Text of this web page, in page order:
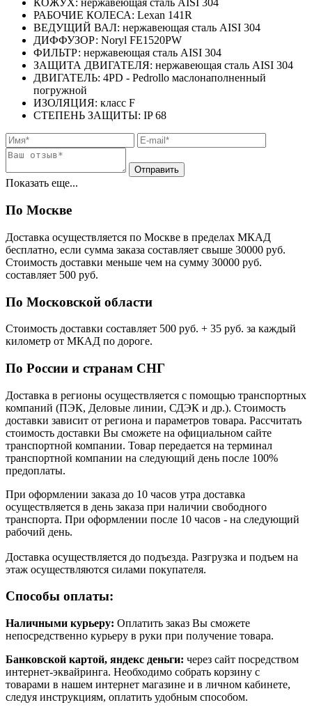
КОЖУХ: нержавеющая сталь AISI 304
РАБОЧИЕ КОЛЕСА: Lexan 141R
ВЕДУЩИЙ ВАЛ: нержавеющая сталь AISI 304
ДИФФУЗОР: Noryl FE1520PW
ФИЛЬТР: нержавеющая сталь AISI 304
ЗАЩИТА ДВИГАТЕЛЯ: нержавеющая сталь AISI 304
ДВИГАТЕЛЬ: 4PD - Pedrollo маслонаполненный
погружной
ИЗОЛЯЦИЯ: класс F
СТЕПЕНЬ ЗАЩИТЫ: IP 68
Показать еще...
По Москве
Доставка осуществляется по Москве в пределах МКАД
бесплатно, если сумма заказа составляет свыше 30000 руб.
Стоимость доставки меньше чем на сумму 30000 руб.
cоставляет 500 руб.
По Московской области
Стоимость доставки cоставляет 500 руб. + 35 руб. за каждый
километр от МКАД по дороге.
По России и странам СНГ
Доставка в регионы осуществляется с помощью транспортных
компаний (ПЭК, Деловые линии, СДЭК и др.). Стоимость
доставки зависит от региона и параметров товара. Рассчитать
стоимость доставки Вы сможете на официальном сайте
транспортной компании. Товар передается на терминал
транспортной компании на следующий день после 100%
предоплаты.
При оформлении заказа до 10 часов утра доставка
осуществляется в день заказа при наличии свободного
транспорта. При оформлении после 10 часов - на следующий
рабочий день.
Доставка осуществляется до подъезда. Разгрузка и подъем на
этаж осуществляются силами покупателя.
Способы оплаты:
Наличными курьеру: Оплатить заказ Вы сможете
непосредственно курьеру в руки при получение товара.
Банковской картой, яндекс деньги: через сайт посредством
интернет-эквайринга. Необходимо собрать корзину с
товарами в нашем интернет магазине и в личном кабинете,
следуя инструкциям, оплатить удобным способом.